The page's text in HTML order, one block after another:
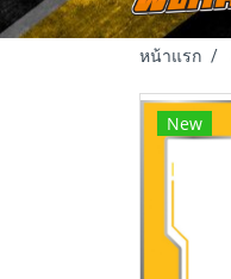
หน้าแรก
New